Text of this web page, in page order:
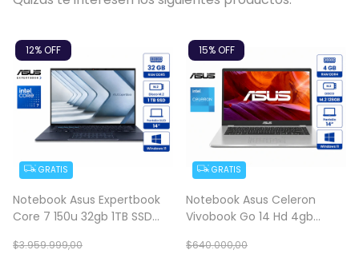
GRATIS
Notebook Asus Expertbook
Core 7 150u 32gb 1TB SSD
$3.959.999,00
12% OFF
GRATIS
Notebook Asus Celeron
Vivobook Go 14 Hd 4gb
$640.000,00
15% OFF